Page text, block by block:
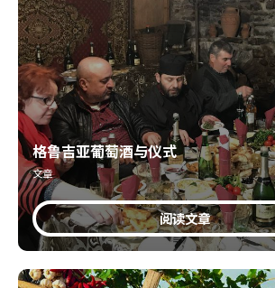
格鲁吉亚葡萄酒与仪式
文章
阅读文章